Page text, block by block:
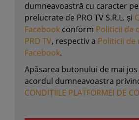
dumneavoastră cu caracter
prelucrate de PRO TV S.R.L. și
Facebook conform Politicii de
PRO TV, respectiv a Politicii de
Facebook.
Apăsarea butonului de mai
acordul dumneavoastra
CONDIȚIILE PLATFORMEI DE